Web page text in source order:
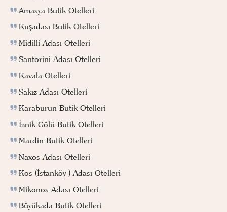
Amasya Butik Otelleri
Kuşadası Butik Otelleri
Midilli Adası Otelleri
Santorini Adası Otelleri
Kavala Otelleri
Sakız Adası Otelleri
Karaburun Butik Otelleri
İznik Gölü Butik Otelleri
Mardin Butik Otelleri
Naxos Adası Otelleri
Kos (İstanköy ) Adası Otelleri
Mikonos Adası Otelleri
Büyükada Butik Otelleri